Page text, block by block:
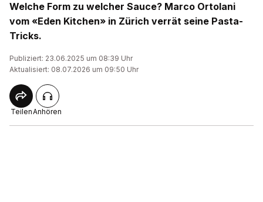
Welche Form zu welcher Sauce? Marco Ortolani
vom «Eden Kitchen» in Zürich verrät seine Pasta-
Tricks.
Publiziert: 23.06.2025 um 08:39 Uhr
Aktualisiert: 08.07.2026 um 09:50 Uhr
TeilenAnhören